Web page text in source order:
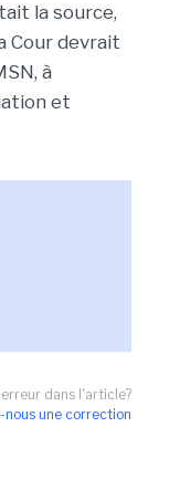
la source,
Cour devrait
à
et
erreur dans l'article?
nous une correction